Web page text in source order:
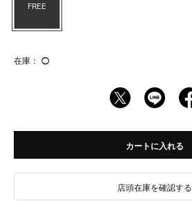
FREE
在庫： ◯
カートに入れる
店頭在庫を確認する